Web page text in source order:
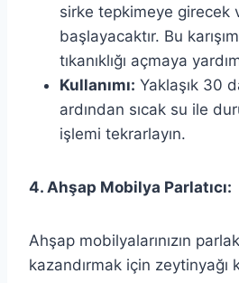
sirke tepkimeye girecek
başlayacaktır. Bu
tıkanıklığı açmaya
Kullanımı: Yaklaşık 30
ardından sıcak su ile
işlemi tekrarlayın.
4. Ahşap Mobilya Parlatıcı:
Ahşap mobilyalarınızın
kazandırmak için zeytinyağı